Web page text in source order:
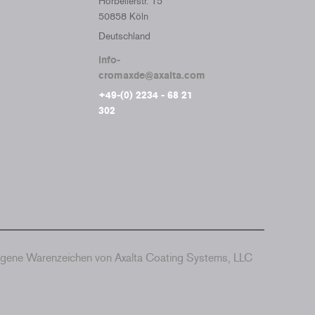
50858 Köln
Deutschland
info-
cromaxde@axalta.com
+49-(0) 2234 - 68 21
302
Warenzeichen von Axalta Coating Systems, LLC